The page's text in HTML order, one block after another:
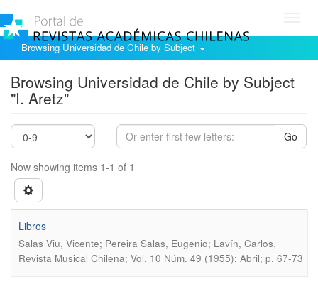
Browsing Universidad de Chile by Subject
Browsing Universidad de Chile by Subject
"I. Aretz"
Go
Now showing items 1-1 of 1
Libros
Salas Viu, Vicente; Pereira Salas, Eugenio; Lavín, Carlos.
Revista Musical Chilena; Vol. 10 Núm. 49 (1955): Abril; p. 67-73